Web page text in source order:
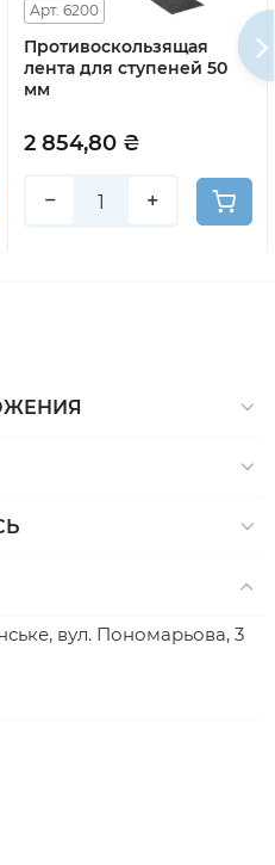
Арт. 6200
Противоскользящая
лента для ступеней 50
мм
2 854,80 ₴
− +
вул. Пономарьова, 3